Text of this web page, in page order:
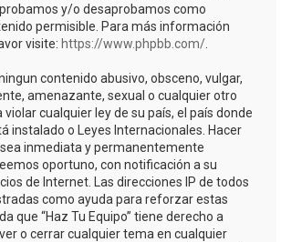
y/o desaprobamos como
permisible. Para más información
visite: https://www.phpbb.com/
contenido abusivo, obsceno, vulgar,
amenazante, sexual o cualquier otro
cualquier ley de su país, el país donde
instalado o Leyes Internacionales. Hacer
inmediata y permanentemente
oportuno, con notificación a su
de Internet. Las direcciones IP de todos
como ayuda para reforzar estas
que “Haz Tu Equipo” tiene derecho a
o cerrar cualquier tema en cualquier